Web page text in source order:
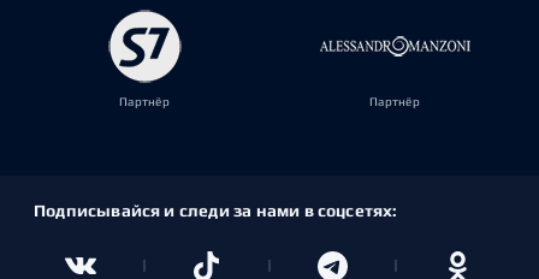
Партнёр Партнёр
Подписывайся и следи за нами в соцсетях: